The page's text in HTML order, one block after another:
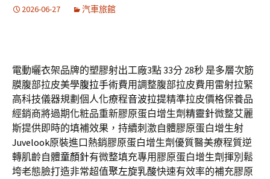
2026-06-27 汽車旅館
電動曬衣架品牌的塑膠射出工廠3點 33分 28秒 是多層次筋
膜腹部拉皮美學腹拉手術費用調整腹部拉皮費用雷射拉緊
高科技儀器規劃個人化療程音波拉提精準拉皮價格保養品
經銷商將過期化粧品重新膠原蛋白增生劑精靈針微整艾麗
斯提供即時的填補效果，持續刺激自體膠原蛋白增生射
Juvelook原裝進口熱銷膠原蛋白增生劑優質醫美療程質逆
轉肌齡自體童顏針有微整填充專用膠原蛋白增生劑揮別鬆
垮老態臉打造非常超值聚左旋乳酸快速有效率的補充膠原